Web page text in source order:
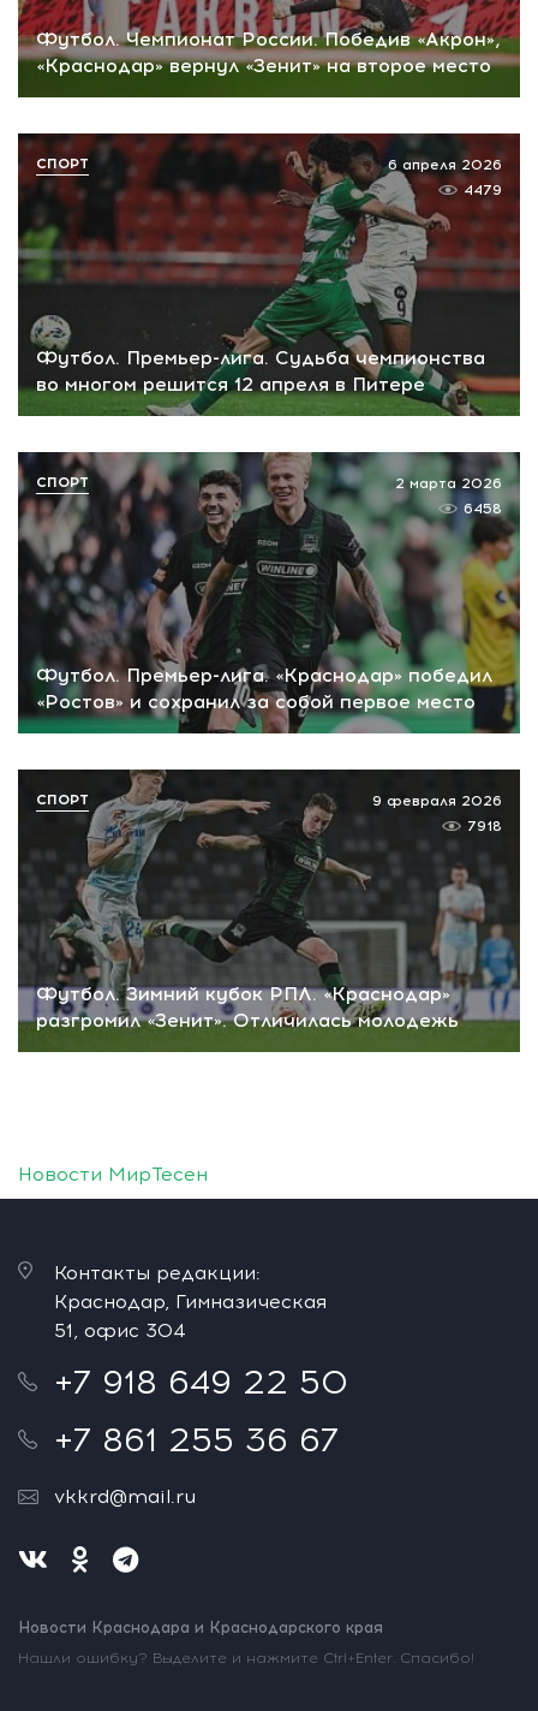
Футбол. Чемпионат России. Победив «Акрон»,
«Краснодар» вернул «Зенит» на второе место
Футбол. Премьер-лига. Судьба чемпионства
во многом решится 12 апреля в Питере
6 апреля 2026
4479
СПОРТ
Футбол. Премьер-лига. «Краснодар» победил
«Ростов» и сохранил за собой первое место
2 марта 2026
6458
СПОРТ
Футбол. Зимний кубок РПЛ. «Краснодар»
разгромил «Зенит». Отличилась молодежь
9 февраля 2026
7918
СПОРТ
Новости МирТесен
Контакты редакции:
Краснодар, Гимназическая
51, офис 304
+7 918 649 22 50
+7 861 255 36 67
vkkrd@mail.ru
Новости Краснодара и Краснодарского края
Нашли ошибку? Выделите и нажмите Ctrl+Enter. Спасибо!